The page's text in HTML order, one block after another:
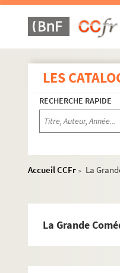
LES
RECHERCHE RAPIDE
Accueil CCFr >
La
La Grande